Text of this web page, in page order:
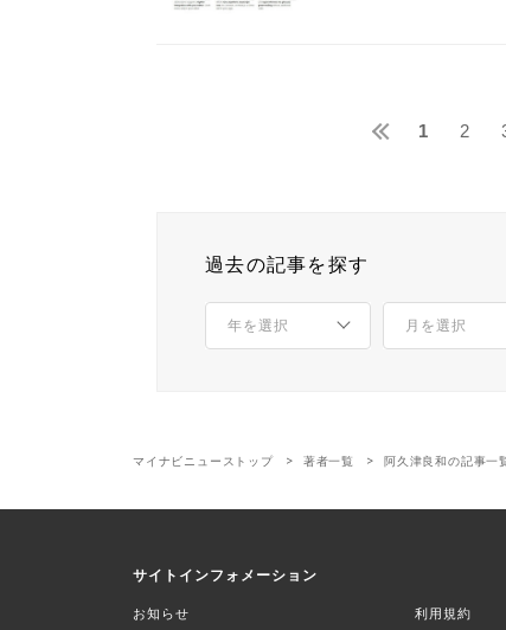
1 2
過去の記事を探す
マイナビニューストップ 著者一覧 阿久津良和の記事一
サイトインフォメーション
お知らせ 利用規約